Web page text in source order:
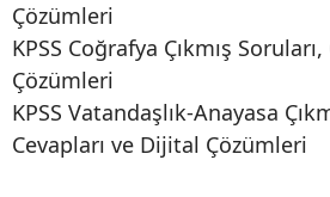
Çözümleri
KPSS Coğrafya Çıkmış
Çözümleri
KPSS Vatandaşlık-Anayasa
Cevapları ve Dijital Çözümleri